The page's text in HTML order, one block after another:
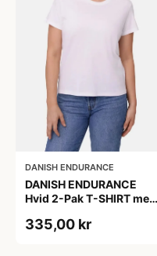
DANISH ENDURANCE
DANISH ENDURANCE
Hvid 2-Pak T-SHIRT med
Bomuld
335,00 kr